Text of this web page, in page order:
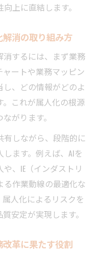
上に直結します。
消の取り組み方
消するには、まず業務
ートや業務マッピン
、どの情報がどのよ
。これが属人化の根源
がります。
しながら、段階的に
ます。例えば、AIを
、IE（インダストリ
る作業動線の最適化な
人化によるリスクを
安定が実現します。
革に果たす役割